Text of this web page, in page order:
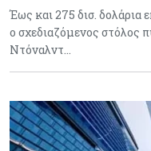
Έως και 275 δισ. δολάρια
ο σχεδιαζόμενος
Ντόναλντ…